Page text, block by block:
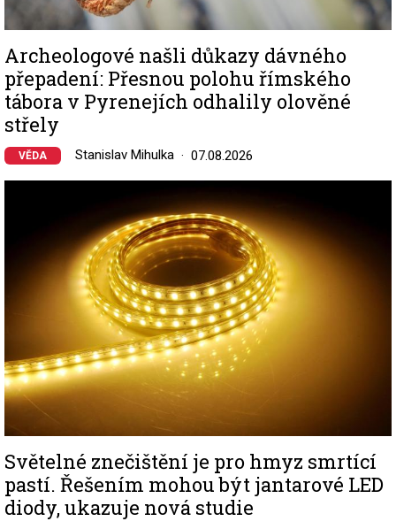
Archeologové našli důkazy dávného
přepadení: Přesnou polohu římského
tábora v Pyrenejích odhalily olověné
střely
VĚDA Stanislav Mihulka 07.08.2026
Světelné znečištění je pro hmyz smrtící
pastí. Řešením mohou být jantarové LED
diody, ukazuje nová studie